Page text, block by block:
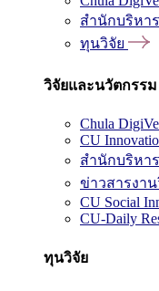
สำนักบริหา
ทุนวิจัย
วิจัยและนวัตกรรม
Chula
CU
สำนักบริหา
ข่าวสารงา
CU Social
CU-Daily
ทุนวิจัย